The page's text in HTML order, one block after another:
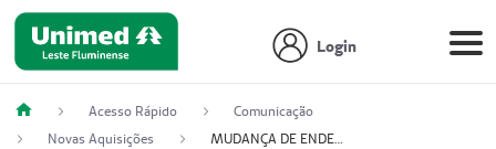
Login
Acesso Rápido
Comunicação
Novas Aquisições
MUDANÇA DE ENDEREÇO - DIAGITAB SERVIÇOS MÉDICOS LTDA (54003267-5)